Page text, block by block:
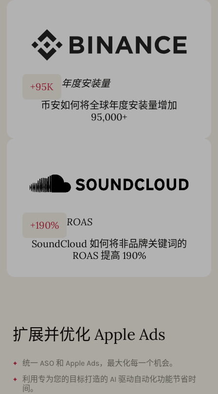
了解更多
+95K
年度安装量
币安如何将全球年度安装量增加
95,000+
+190%
ROAS
SoundCloud 如何将非品牌关键词的
ROAS 提高 190%
扩展并优化 Apple Ads
统一 ASO 和 Apple Ads，最大化每一个机会。
利用专为您的目标打造的 AI 驱动自动化功能节省时
间。